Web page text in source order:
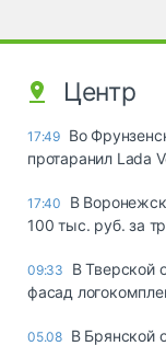
Центр
17:49 Во
протаранил Lada
17:40
В
100 тыс. руб. за
09:33
В Тверской
фасад
05.08 В Брянской